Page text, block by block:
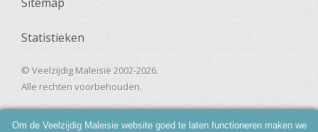
Statistieken
© Veelzijdig Maleisië 2002-2026.
Alle rechten voorbehouden.
Om de Veelzijdig Maleisie website goed te laten functioneren maken we